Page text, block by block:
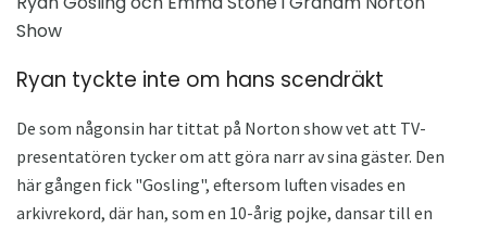
Show
Ryan tyckte inte om hans scendräkt
De som någonsin har tittat på Norton show vet att TV-
presentatören tycker om att göra narr av sina gäster. Den
här gången fick "Gosling", eftersom luften visades en
arkivrekord, där han, som en 10-årig pojke, dansar till en